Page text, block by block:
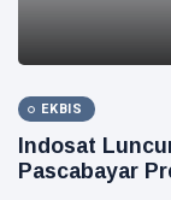
EKBIS
Indosat
Pascabayar